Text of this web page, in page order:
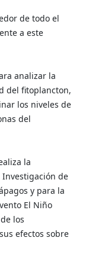
de todo el
a este
analizar la
del fitoplancton,
los niveles de
del
la
de
y para la
El Niño
los
efectos sobre